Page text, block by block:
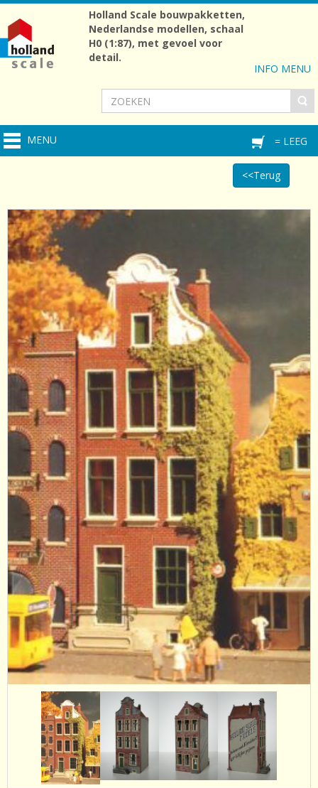
INFO MENU
Holland Scale bouwpakketten,
Nederlandse modellen, schaal
H0 (1:87), met gevoel voor
detail.
MENU = LEEG
<<Terug